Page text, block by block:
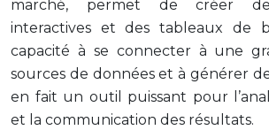
marché, permet de créer
interactives et des tableaux de
capacité à se connecter à une
sources de données et à générer
en fait un outil puissant pour
et la communication des résultats.